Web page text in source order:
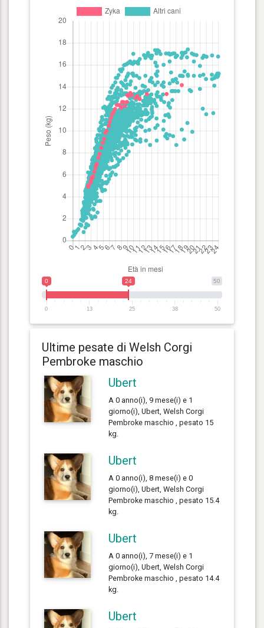
50
0 24
0 13 25 38 50
Ultime pesate di Welsh Corgi
Pembroke maschio
Ubert
A 0 anno(i), 9 mese(i) e 1
giorno(i), Ubert, Welsh Corgi
Pembroke maschio , pesato 15
kg.
Ubert
A 0 anno(i), 8 mese(i) e 0
giorno(i), Ubert, Welsh Corgi
Pembroke maschio , pesato 15.4
kg.
Ubert
A 0 anno(i), 7 mese(i) e 1
giorno(i), Ubert, Welsh Corgi
Pembroke maschio , pesato 14.4
kg.
Ubert